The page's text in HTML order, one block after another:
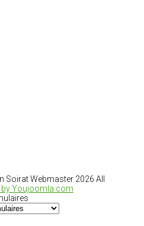
Soirat Webmaster 2026 All
by Youjoomla.com